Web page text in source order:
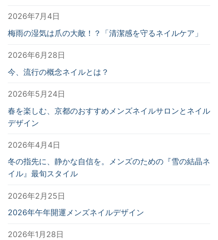
2026年7月4日
梅雨の湿気は爪の大敵！？「清潔感を守るネイルケア」
2026年6月28日
今、流行の概念ネイルとは？
2026年5月24日
春を楽しむ、京都のおすすめメンズネイルサロンとネイル
デザイン
2026年4月4日
冬の指先に、静かな自信を。メンズのための『雪の結晶ネ
イル』最旬スタイル
2026年2月25日
2026年午年開運メンズネイルデザイン
2026年1月28日